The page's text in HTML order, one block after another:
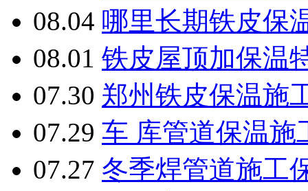
08.04 哪里长期铁皮保
08.01 铁皮屋顶加保温
07.30 郑州铁皮保温施
07.29 车 库管道保温施
07.27 冬季焊管道施工